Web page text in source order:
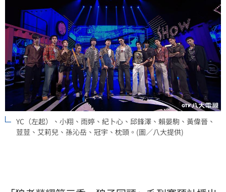
YC（左起）、小翔、雨婷、紀卜心、邱鋒澤、賴晏駒、黃偉晉、
荳荳、艾莉兒、孫沁岳、冠宇、枕頭。(圖／八大提供)